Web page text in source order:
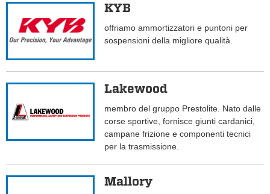
KYB
offriamo ammortizzatori e puntoni per
sospensioni della migliore qualità.
Lakewood
membro del gruppo Prestolite. Nato dalle
corse sportive, fornisce giunti cardanici,
campane frizione e componenti tecnici
per la trasmissione.
Mallory